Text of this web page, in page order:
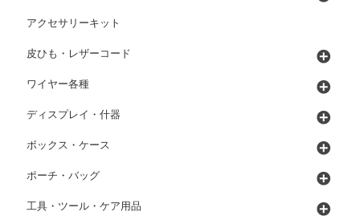
アクセサリーキット
皮ひも・レザーコード
ワイヤー各種
ディスプレイ・什器
ボックス・ケース
ポーチ・バッグ
工具・ツール・ケア用品